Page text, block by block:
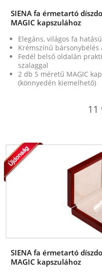
SIENA fa érmetartó
MAGIC kapszulához
Elegáns, világos fa
Krémszínű
Fedél belső oldalán
szalaggal
2 db S méretű MAGIC
(könnyedén kiemelhető)
11
SIENA fa érmetartó
MAGIC kapszulához